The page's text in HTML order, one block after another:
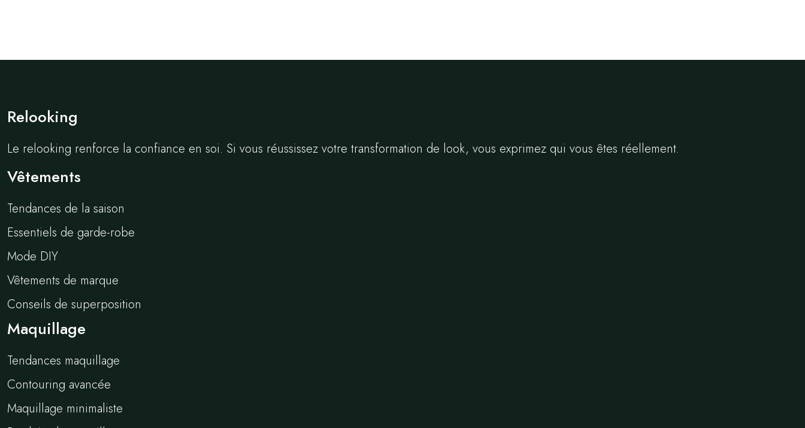
Relooking
Le relooking renforce la confiance en soi. Si vous réussissez votre transformation de look, vous exprimez qui vous êtes réellement.
Vêtements
Tendances de la saison
Essentiels de garde-robe
Mode DIY
Vêtements de marque
Conseils de superposition
Maquillage
Tendances maquillage
Contouring avancée
Maquillage minimaliste